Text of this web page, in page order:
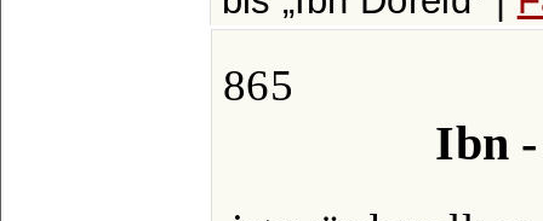
865
Ibn